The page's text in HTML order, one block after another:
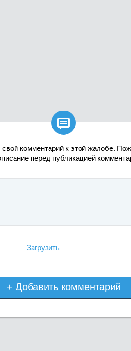

комментарий к этой жалобе.
перед публикацией
Загрузить
+ Добавить комментарий